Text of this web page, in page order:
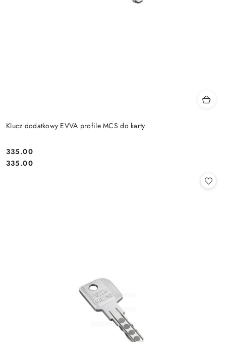
Klucz dodatkowy EVVA profile MCS do karty
Cena:
335.00
Cena:
335.00